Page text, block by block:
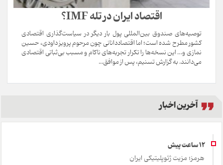
اقتصاد ایران در تله IMF؟
توصیه‌های صندوق بین‌المللی پول بار دیگر در سیاست‌گذاری اقتصادی
کشور مطرح شده است؛ اما اقتصاددانانی چون مرحوم پرویز داودی، حسین
نمازی و… این نسخه‌ها را تکرار تجربه‌های ناکام و مسبب بی‌ثباتی اقتصادی
می‌دانند. به گزارش تسنیم، پس از موافق...
آخرین اخبار
هرمز؛ مزیت ژئوپلیتیکی ایران